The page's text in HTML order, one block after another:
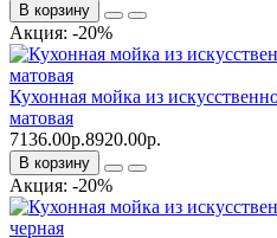
В корзину
Акция: -20%
Кухонная мойка из
матовая
7136.00р.8920.00р.
В корзину
Акция: -20%